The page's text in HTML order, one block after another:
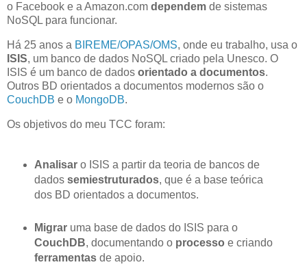
o Facebook e a Amazon.com dependem de sistemas
NoSQL para funcionar.
Há 25 anos a BIREME/OPAS/OMS, onde eu trabalho, usa o
ISIS, um banco de dados NoSQL criado pela Unesco. O
ISIS é um banco de dados orientado a documentos.
Outros BD orientados a documentos modernos são o
CouchDB e o MongoDB.
Os objetivos do meu TCC foram:
Analisaro ISIS a partir da teoria de bancos de
dados semiestruturados, que é a base teórica
dos BD orientados a documentos.
Migraruma base de dados do ISIS para o
CouchDB, documentando o processo e criando
ferramentasde apoio.